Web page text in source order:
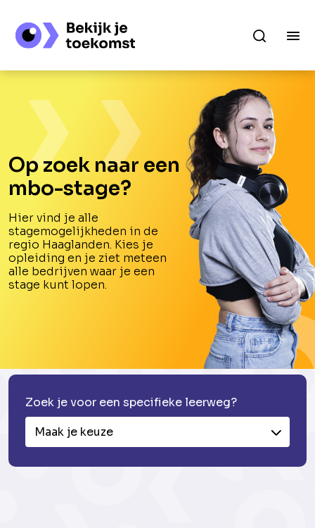
Op zoek naar een
mbo-stage?
Hier vind je alle
stagemogelijkheden in de
regio Haaglanden. Kies je
opleiding en je ziet meteen
alle bedrijven waar je een
stage kunt lopen.
Zoek je voor een specifieke leerweg?
Maak je keuze